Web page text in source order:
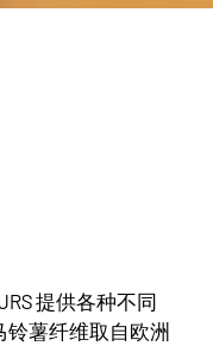
提供各种不同
铃薯纤维取自欧洲